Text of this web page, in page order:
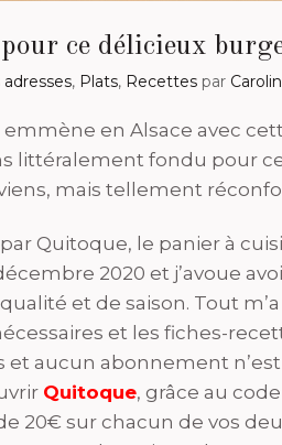
ce délicieux
adresses, Plats, Recettes par
emmène en Alsace avec
littéralement fondu pour
mais tellement
Quitoque, le panier à
2020 et j’avoue
et de saison. Tout
et les fiches-
et aucun abonnement
Quitoque, grâce au
20€ sur chacun de vos